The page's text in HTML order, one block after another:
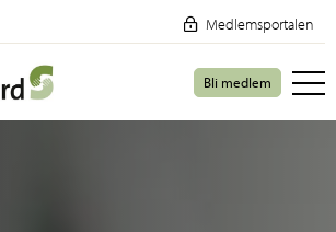
Medlemsportalen
Bli medlem